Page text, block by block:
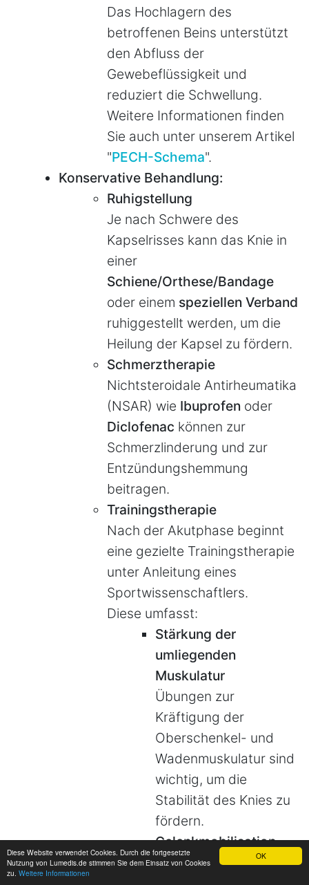
OK
Diese Website verwendet Cookies. Durch die fortgesetzte
Nutzung von Lumedis.de stimmen Sie dem Einsatz von Cookies
zu. Weitere Informationen
Das Hochlagern des
betroffenen Beins unterstützt
den Abfluss der
Gewebeflüssigkeit und
reduziert die Schwellung.
Weitere Informationen finden
Sie auch unter unserem Artikel
"PECH-Schema".
Konservative Behandlung:
Ruhigstellung
Je nach Schwere des
Kapselrisses kann das Knie in
einer
Schiene/Orthese/Bandage
oder einem speziellen Verband
ruhiggestellt werden, um die
Heilung der Kapsel zu fördern.
Schmerztherapie
Nichtsteroidale Antirheumatika
(NSAR) wie Ibuprofen oder
Diclofenac können zur
Schmerzlinderung und zur
Entzündungshemmung
beitragen.
Trainingstherapie
Nach der Akutphase beginnt
eine gezielte Trainingstherapie
unter Anleitung eines
Sportwissenschaftlers.
Diese umfasst:
Stärkung der
umliegenden
Muskulatur
Übungen zur
Kräftigung der
Oberschenkel- und
Wadenmuskulatur sind
wichtig, um die
Stabilität des Knies zu
fördern.
Gelenkmobilisation
Passive und aktive